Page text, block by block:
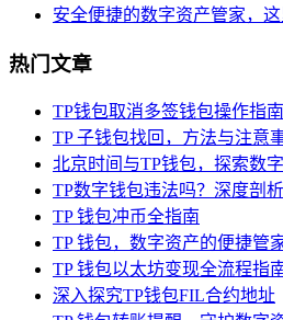
安全便捷的数字资产管家，
热门文章
TP钱包取消多签钱包操作指南
TP 子钱包找回，方法与注意
北京时间与TP钱包，探索数
TP数字钱包违法吗？深度剖
TP 钱包冲币全指南
TP 钱包，数字资产的便捷管
TP 钱包以太坊变现全流程指
深入探究TP钱包FIL合约地址